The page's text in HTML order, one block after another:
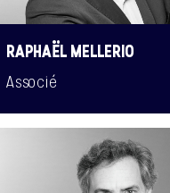
RAPHAËL MELLERIO
Associé